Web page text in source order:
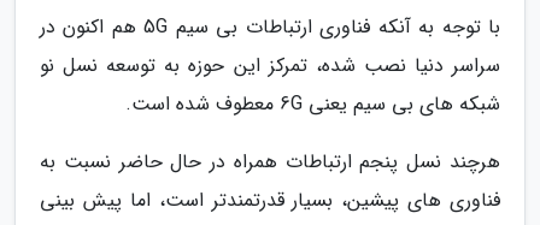
با توجه به آنکه فناوری ارتباطات بی سیم 5G هم اکنون در
سراسر دنیا نصب شده، تمرکز این حوزه به توسعه نسل نو
شبکه های بی سیم یعنی 6G معطوف شده است.
هرچند نسل پنجم ارتباطات همراه در حال حاضر نسبت به
فناوری های پیشین، بسیار قدرتمندتر است، اما پیش بینی